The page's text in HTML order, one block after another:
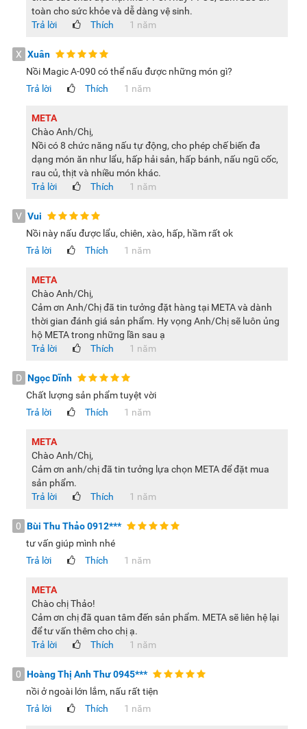
toàn cho sức khỏe và dễ dàng vệ sinh.
Trả lời
Thích 1 năm
X Xuân
Nồi Magic A-090 có thể nấu được những món gì?
Trả lời
Thích 1 năm
META
Chào Anh/Chị,
Nồi có 8 chức năng nấu tự động, cho phép chế biến đa
dạng món ăn như lẩu, hấp hải sản, hấp bánh, nấu ngũ cốc,
rau củ, thịt và nhiều món khác.
Trả lời
Thích 1 năm
V Vui
Nồi này nấu được lẩu, chiên, xào, hấp, hầm rất ok
Trả lời
Thích 1 năm
META
Chào Anh/Chị,
Cảm ơn Anh/Chị đã tin tưởng đặt hàng tại META và dành
thời gian đánh giá sản phẩm. Hy vọng Anh/Chị sẽ luôn ủng
hộ META trong những lần sau ạ
Trả lời
Thích 1 năm
D Ngọc Dĩnh
Chất lượng sản phẩm tuyệt vời
Trả lời
Thích 1 năm
META
Chào Anh/Chị,
Cảm ơn anh/chị đã tin tưởng lựa chọn META để đặt mua
sản phẩm.
Trả lời
Thích 1 năm
0 Bùi Thu Thảo 0912***
tư vấn giúp mình nhé
Trả lời
Thích 1 năm
META
Chào chị Thảo!
Cảm ơn chị đã quan tâm đến sản phẩm. META sẽ liên hệ lại
để tư vấn thêm cho chị ạ.
Trả lời
Thích 1 năm
0 Hoàng Thị Anh Thư 0945***
nồi ở ngoài lớn lắm, nấu rất tiện
Trả lời
Thích 1 năm